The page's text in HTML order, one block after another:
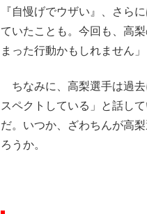
『自慢げでウザい』、さら
ていたことも。今回も、高
まった行動かもしれません」
ちなみに、高梨選手は過去
スペクトしている」と話し
だ。いつか、ざわちんが高
ろうか。